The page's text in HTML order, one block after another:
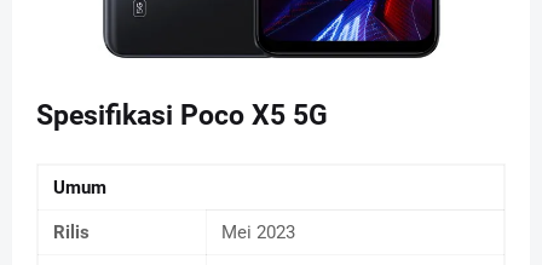
Spesifikasi Poco X5 5G
Umum
Rilis Mei 2023